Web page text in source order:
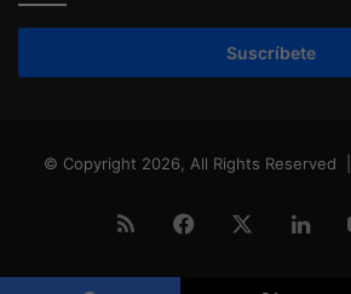
Suscríbete
© Copyright 2026, All Rights Reserved |
RSS Facebook